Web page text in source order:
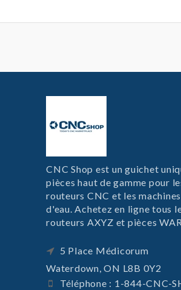
CNC Shop est un guichet
pièces haut de gamme pour
routeurs CNC et les
d'eau. Achetez en ligne tous
routeurs AXYZ et pièces
5 Place Médicorum
Waterdown, ON L8B 0Y2
Téléphone : 1-844-CNC-